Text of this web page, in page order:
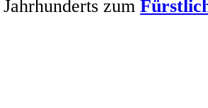
Jahrhunderts zum